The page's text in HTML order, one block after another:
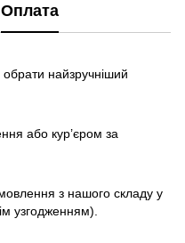
Оплата
найзручніший
або кур’єром за
з нашого складу у
узгодженням).